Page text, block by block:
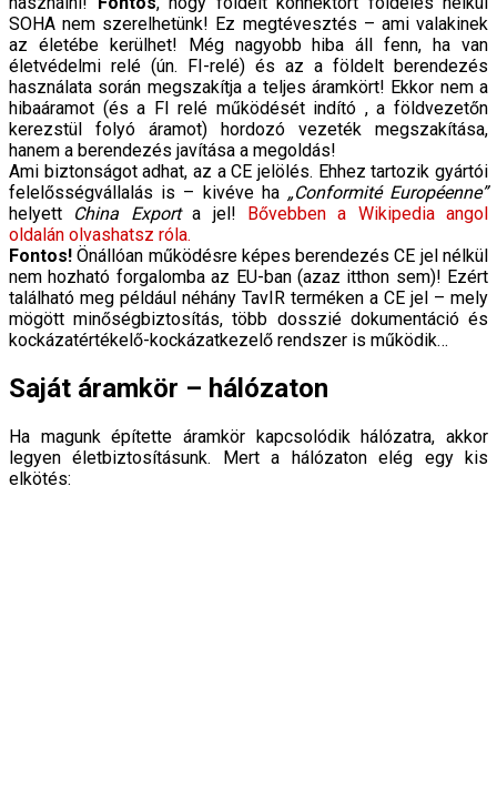
SOHA nem szerelhetünk! Ez megtévesztés – ami valakinek
az életébe kerülhet! Még nagyobb hiba áll fenn, ha van
életvédelmi relé (ún. FI-relé) és az a földelt berendezés
használata során megszakítja a teljes áramkört! Ekkor nem a
hibaáramot (és a FI relé működését indító , a földvezetőn
kerezstül folyó áramot) hordozó vezeték megszakítása,
hanem a berendezés javítása a megoldás!
Ami biztonságot adhat, az a CE jelölés. Ehhez tartozik gyártói
felelősségvállalás is – kivéve ha „Conformité Européenne”
helyett China Exporta jel! Bővebben a Wikipedia angol
oldalán olvashatsz róla.
Fontos! Önállóan működésre képes berendezés CE jel nélkül
nem hozható forgalomba az EU-ban (azaz itthon sem)! Ezért
található meg például néhány TavIR terméken a CE jel – mely
mögött minőségbiztosítás, több dosszié dokumentáció és
kockázatértékelő-kockázatkezelő rendszer is működik…
Saját áramkör – hálózaton
Ha magunk építette áramkör kapcsolódik hálózatra, akkor
legyen életbiztosításunk. Mert a hálózaton elég egy kis
elkötés: